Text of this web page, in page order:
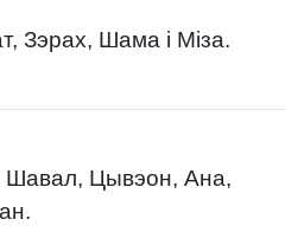
Зэрах, Шама і Міза.
Шавал, Цывэон, Ана,